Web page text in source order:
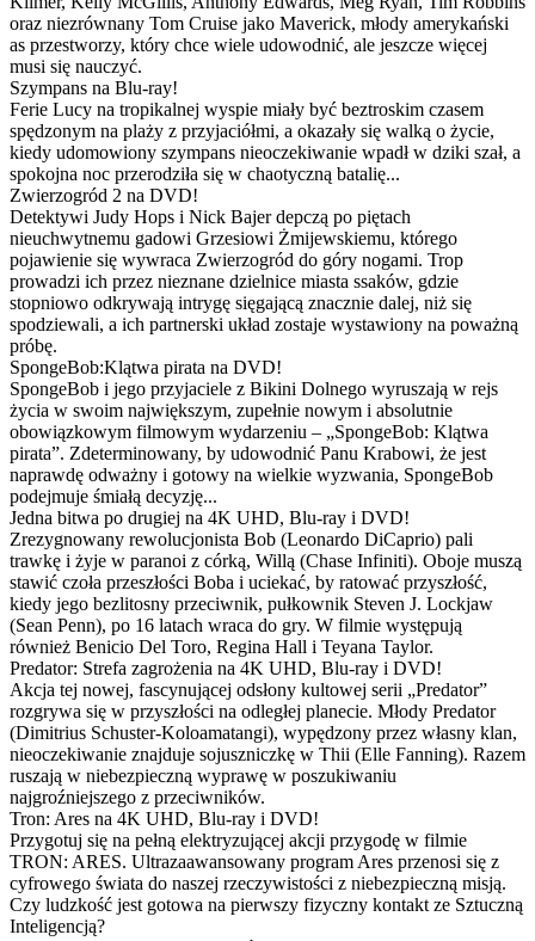
oraz niezrównany Tom Cruise jako Maverick, młody amerykański
as przestworzy, który chce wiele udowodnić, ale jeszcze więcej
musi się nauczyć.
Szympans na Blu-ray!
Ferie Lucy na tropikalnej wyspie miały być beztroskim czasem
spędzonym na plaży z przyjaciółmi, a okazały się walką o życie,
kiedy udomowiony szympans nieoczekiwanie wpadł w dziki szał, a
spokojna noc przerodziła się w chaotyczną batalię...
Zwierzogród 2 na DVD!
Detektywi Judy Hops i Nick Bajer depczą po piętach
nieuchwytnemu gadowi Grzesiowi Żmijewskiemu, którego
pojawienie się wywraca Zwierzogród do góry nogami. Trop
prowadzi ich przez nieznane dzielnice miasta ssaków, gdzie
stopniowo odkrywają intrygę sięgającą znacznie dalej, niż się
spodziewali, a ich partnerski układ zostaje wystawiony na poważną
próbę.
SpongeBob:Klątwa pirata na DVD!
SpongeBob i jego przyjaciele z Bikini Dolnego wyruszają w rejs
życia w swoim największym, zupełnie nowym i absolutnie
obowiązkowym filmowym wydarzeniu – „SpongeBob: Klątwa
pirata”. Zdeterminowany, by udowodnić Panu Krabowi, że jest
naprawdę odważny i gotowy na wielkie wyzwania, SpongeBob
podejmuje śmiałą decyzję...
Jedna bitwa po drugiej na 4K UHD, Blu-ray i DVD!
Zrezygnowany rewolucjonista Bob (Leonardo DiCaprio) pali
trawkę i żyje w paranoi z córką, Willą (Chase Infiniti). Oboje muszą
stawić czoła przeszłości Boba i uciekać, by ratować przyszłość,
kiedy jego bezlitosny przeciwnik, pułkownik Steven J. Lockjaw
(Sean Penn), po 16 latach wraca do gry. W filmie występują
również Benicio Del Toro, Regina Hall i Teyana Taylor.
Predator: Strefa zagrożenia na 4K UHD, Blu-ray i DVD!
Akcja tej nowej, fascynującej odsłony kultowej serii „Predator”
rozgrywa się w przyszłości na odległej planecie. Młody Predator
(Dimitrius Schuster-Koloamatangi), wypędzony przez własny klan,
nieoczekiwanie znajduje sojuszniczkę w Thii (Elle Fanning). Razem
ruszają w niebezpieczną wyprawę w poszukiwaniu
najgroźniejszego z przeciwników.
Tron: Ares na 4K UHD, Blu-ray i DVD!
Przygotuj się na pełną elektryzującej akcji przygodę w filmie
TRON: ARES. Ultrazaawansowany program Ares przenosi się z
cyfrowego świata do naszej rzeczywistości z niebezpieczną misją.
Czy ludzkość jest gotowa na pierwszy fizyczny kontakt ze Sztuczną
Inteligencją?